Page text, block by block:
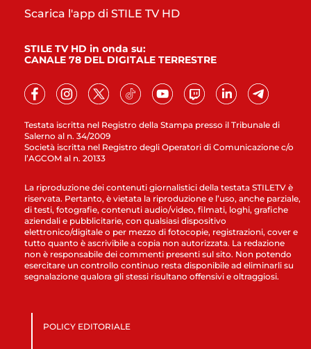
Testata iscritta nel Registro della Stampa presso il Tribunale di
Salerno al n. 34/2009
Società iscritta nel Registro degli Operatori di Comunicazione c/o
l’AGCOM al n. 20133
Scarica l'app di STILE TV HD
STILE TV HD in onda su:
CANALE 78 DEL DIGITALE TERRESTRE
La riproduzione dei contenuti giornalistici della testata STILETV è
riservata. Pertanto, è vietata la riproduzione e l’uso, anche parziale,
di testi, fotografie, contenuti audio/video, filmati, loghi, grafiche
aziendali e pubblicitarie, con qualsiasi dispositivo
elettronico/digitale o per mezzo di fotocopie, registrazioni, cover e
tutto quanto è ascrivibile a copia non autorizzata. La redazione
non è responsabile dei commenti presenti sul sito. Non potendo
esercitare un controllo continuo resta disponibile ad eliminarli su
segnalazione qualora gli stessi risultano offensivi e oltraggiosi.
POLICY EDITORIALE